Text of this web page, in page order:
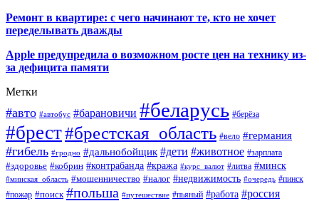
Ремонт в квартире: с чего начинают те, кто не хочет
переделывать дважды
Apple предупредила о возможном росте цен на технику из-
за дефицита памяти
Метки
#авто #автобус #барановичи #беларусь #берёза
#брест#брестская_область #вело #германия
#гибель #гродно #дальнобойщик #дети #животное #зарплата
#здоровье #кобрин #контрабанда #кража #курс_валют #литва #минск
#минская_область #мошенничество #налог #недвижимость #очередь #пинск
#пожар #поиск #польша #путешествие #пьяный #работа #россия